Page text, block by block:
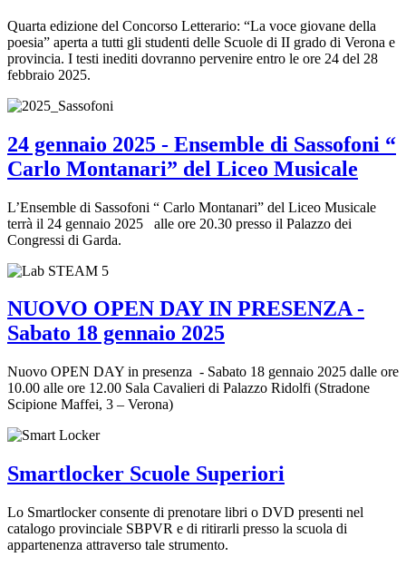
Quarta edizione del Concorso Letterario: “La voce giovane della
poesia” aperta a tutti gli studenti delle Scuole di II grado di Verona e
provincia. I testi inediti dovranno pervenire entro le ore 24 del 28
febbraio 2025.
24 gennaio 2025 - Ensemble di Sassofoni “
Carlo Montanari” del Liceo Musicale
L’Ensemble di Sassofoni “ Carlo Montanari” del Liceo Musicale
terrà il 24 gennaio 2025 alle ore 20.30 presso il Palazzo dei
Congressi di Garda.
NUOVO OPEN DAY IN PRESENZA -
Sabato 18 gennaio 2025
Nuovo OPEN DAY in presenza - Sabato 18 gennaio 2025 dalle ore
10.00 alle ore 12.00 Sala Cavalieri di Palazzo Ridolfi (Stradone
Scipione Maffei, 3 – Verona)
Smartlocker Scuole Superiori
Lo Smartlocker consente di prenotare libri o DVD presenti nel
catalogo provinciale SBPVR e di ritirarli presso la scuola di
appartenenza attraverso tale strumento.